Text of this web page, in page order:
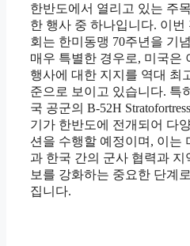
한반도에서 열리고 있는 주
한 행사 중 하나입니다. 이번
회는 한미동맹 70주년을 기
매우 특별한 경우로, 미국은
행사에 대한 지지를 역대 최
준으로 보이고 있습니다. 특
국 공군의 B-52H
기가 한반도에 전개되어 다양
션을 수행할 예정이며, 이는
과 한국 간의 군사 협력과 지
보를 강화하는 중요한 단계
집니다.